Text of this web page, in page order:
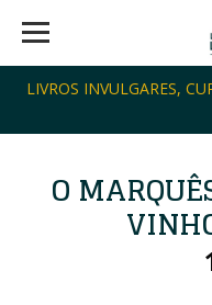
LIVROS INVULGARES,
O